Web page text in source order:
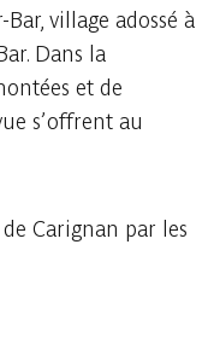
village adossé à
Dans la
et de
s’offrent au
Carignan par les